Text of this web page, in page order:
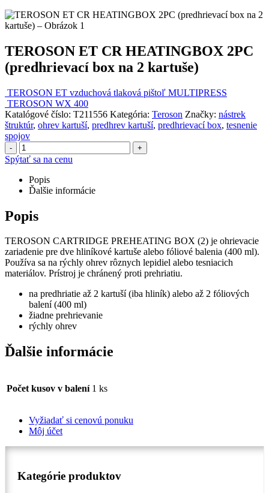
TEROSON ET CR HEATINGBOX 2PC
(predhrievací box na 2 kartuše)
TEROSON ET vzduchová tlaková pištoľ MULTIPRESS
TEROSON WX 400
Katalógové číslo: T211556 Kategória: Teroson Značky: nástrek
štruktúr, ohrev kartuší, predhrev kartuší, predhrievací box, tesnenie
spojov
- +
Spýtať sa na cenu
Popis
Ďalšie informácie
Popis
TEROSON CARTRIDGE PREHEATING BOX (2) je ohrievacie
zariadenie pre dve hliníkové kartuše alebo fóliové balenia (400 ml).
Používa sa na rýchly ohrev rôznych lepidiel alebo tesniacich
materiálov. Prístroj je chránený proti prehriatiu.
na predhriatie až 2 kartuší (iba hliník) alebo až 2 fóliových
balení (400 ml)
žiadne prehrievanie
rýchly ohrev
Ďalšie informácie
Počet kusov v balení 1 ks
Vyžiadať si cenovú ponuku
Môj účet
Kategórie produktov